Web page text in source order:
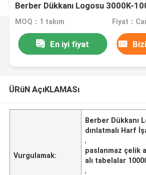
Berber Dükkanı Logosu 3000K-
MOQ：1 takım
En iyi fiyat
ÜRüN AçıKLAMASı
Vurgulamak:
Berber Dükkanı
dınlatmalı Harf
,
paslanmaz çelik
alı tabelalar
,